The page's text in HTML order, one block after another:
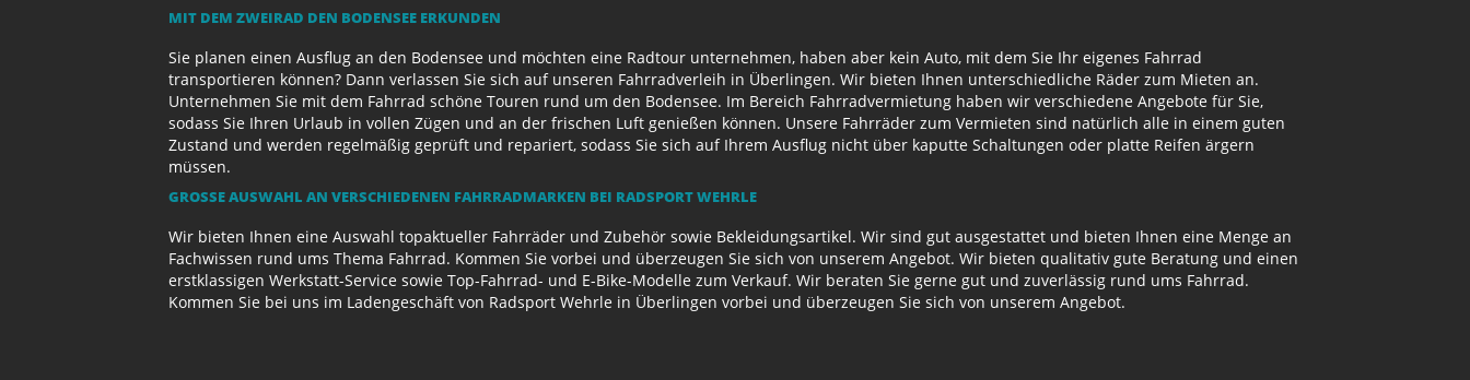
MIT DEM ZWEIRAD DEN BODENSEE ERKUNDEN
Sie planen einen Ausflug an den Bodensee und möchten eine Radtour unternehmen, haben aber kein Auto, mit dem Sie Ihr eigenes Fahrrad
transportieren können? Dann verlassen Sie sich auf unseren Fahrradverleih in Überlingen. Wir bieten Ihnen unterschiedliche Räder zum Mieten an.
Unternehmen Sie mit dem Fahrrad schöne Touren rund um den Bodensee. Im Bereich Fahrradvermietung haben wir verschiedene Angebote für Sie,
sodass Sie Ihren Urlaub in vollen Zügen und an der frischen Luft genießen können. Unsere Fahrräder zum Vermieten sind natürlich alle in einem guten
Zustand und werden regelmäßig geprüft und repariert, sodass Sie sich auf Ihrem Ausflug nicht über kaputte Schaltungen oder platte Reifen ärgern
müssen.
GROSSE AUSWAHL AN VERSCHIEDENEN FAHRRADMARKEN BEI RADSPORT WEHRLE
Wir bieten Ihnen eine Auswahl topaktueller Fahrräder und Zubehör sowie Bekleidungsartikel. Wir sind gut ausgestattet und bieten Ihnen eine Menge an
Fachwissen rund ums Thema Fahrrad. Kommen Sie vorbei und überzeugen Sie sich von unserem Angebot. Wir bieten qualitativ gute Beratung und einen
erstklassigen Werkstatt-Service sowie Top-Fahrrad- und E-Bike-Modelle zum Verkauf. Wir beraten Sie gerne gut und zuverlässig rund ums Fahrrad.
Kommen Sie bei uns im Ladengeschäft von Radsport Wehrle in Überlingen vorbei und überzeugen Sie sich von unserem Angebot.